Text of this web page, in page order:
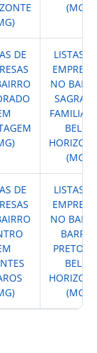
(MG)
DE
LISTAS
NO
FAMILIA
BELO
(MG)
DE
LISTAS
NO
BARRO
PRETO
BELO
(MG)